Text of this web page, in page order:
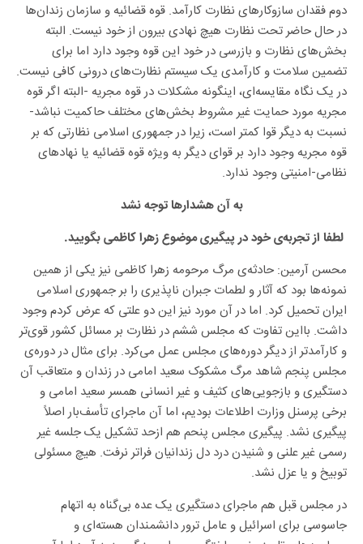
دوم فقدان سازوکارهای نظارت کارآمد. قوه قضائیه و سازمان زندان‌ها
در حال حاضر تحت نظارت هیچ نهادی بیرون از خود نیست. البته
بخش‌های نظارت و بازرسی در خود این قوه وجود دارد اما برای
تضمین سلامت و کارآمدی یک سیستم نظارت‌های درونی کافی نیست.
در یک نگاه مقایسه‌ای، اینگونه مشکلات در قوه مجریه -البته اگر قوه
مجریه مورد حمایت غیر مشروط بخش‌های مختلف حاکمیت نباشد-
نسبت به دیگر قوا کمتر است، زیرا در جمهوری اسلامی نظارتی که بر
قوه مجریه وجود دارد بر قوای دیگر به ویژه قوه قضائیه یا نهادهای
نظامی-امنیتی وجود ندارد.
به آن هشدارها توجه نشد
لطفا از تجربه‌ی خود در پیگیری موضوع زهرا کاظمی بگویید.
محسن آرمین: حادثه‌ی مرگ مرحومه زهرا کاظمی نیز یکی از همین
نمونه‌ها بود که آثار و لطمات جبران ناپذیری را بر جمهوری اسلامی
ایران تحمیل کرد. اما در آن مورد نیز این دو علتی که عرض کردم وجود
داشت. بااین تفاوت که مجلس ششم در نظارت بر مسائل کشور قوی‌تر
و کارآمدتر از دیگر دوره‌های مجلس عمل می‌کرد. برای مثال در دوره‌ی
مجلس پنجم شاهد مرگ مشکوک سعید امامی در زندان و متعاقب آن
دستگیری و بازجویی‌های کثیف و غیر انسانی همسر سعید امامی و
برخی پرسنل وزارت اطلاعات بودیم، اما آن ماجرای تأسف‌بار اصلاً
پیگیری نشد. پیگیری مجلس پنحم هم ازحد تشکیل یک جلسه غیر
رسمی غیر علنی و شنیدن درد دل زندانیان فراتر نرفت. هیچ مسئولی
توبیخ و یا عزل نشد.
در مجلس قبل هم ماجرای دستگیری یک عده بی‌گناه به اتهام
جاسوسی برای اسرائیل و عامل ترور دانشمندان هسته‌ای و